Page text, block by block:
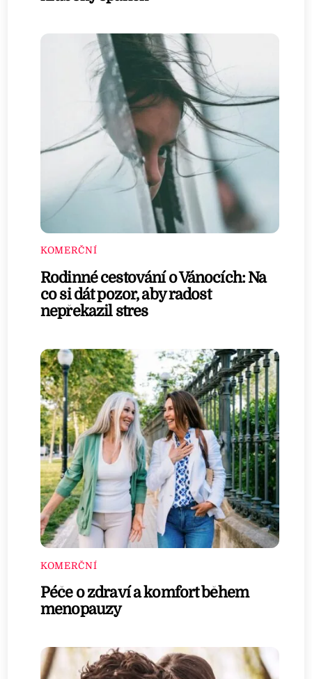
KOMERČNÍ
Rodinné cestování o Vánocích: Na
co si dát pozor, aby radost
nepřekazil stres
KOMERČNÍ
Péče o zdraví a komfort během
menopauzy